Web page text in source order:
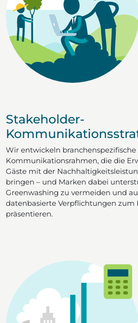
Stakeholder-
Wir entwickeln branchenspezifische
Kommunikationsrahmen, die die
Gäste mit der
bringen – und Marken dabei
Greenwashing zu vermeiden und
datenbasierte Verpflichtungen zum
präsentieren.